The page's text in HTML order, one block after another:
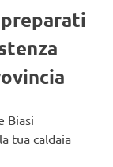
Biasi
tua caldaia